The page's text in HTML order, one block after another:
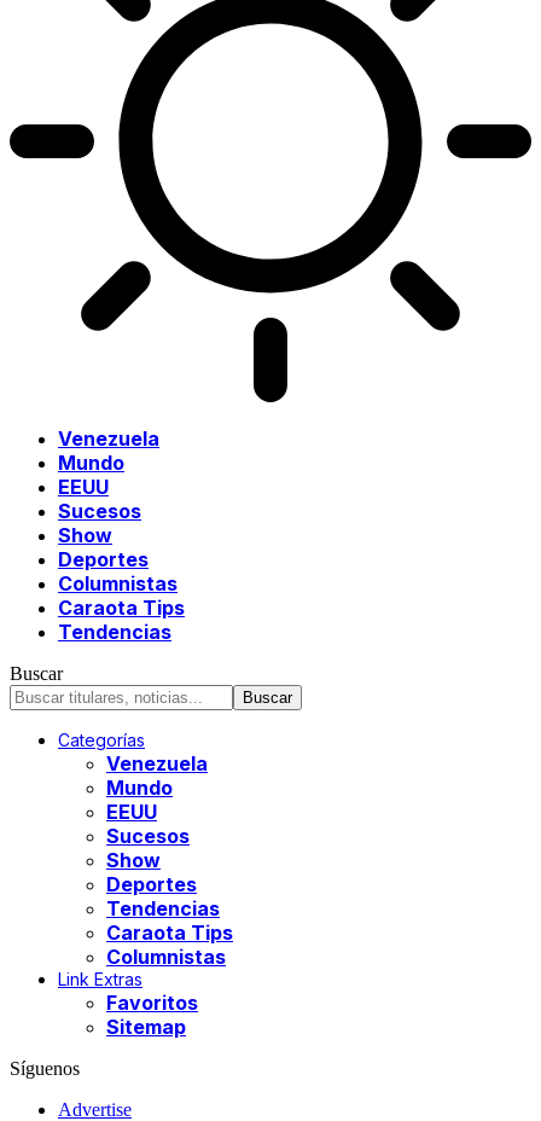
Venezuela
Mundo
EEUU
Sucesos
Show
Deportes
Columnistas
Caraota Tips
Tendencias
Buscar
Categorías
Venezuela
Mundo
EEUU
Sucesos
Show
Deportes
Tendencias
Caraota Tips
Columnistas
Link Extras
Favoritos
Sitemap
Síguenos
Advertise